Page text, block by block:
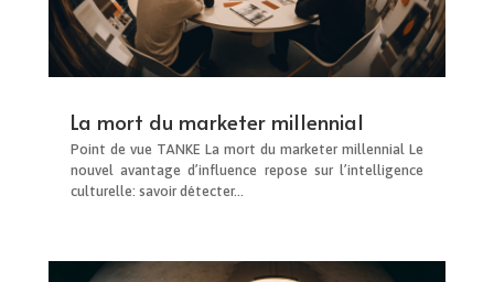
La mort du marketer millennial
Point de vue TANKE La mort du marketer millennial Le
nouvel avantage d’influence repose sur l’intelligence
culturelle: savoir détecter...